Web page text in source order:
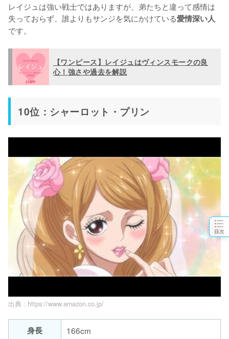
目次
レイジュは強い戦士ではありますが、弟たちと違って感情は
失っておらず、誰よりもサンジを気にかけている愛情深い人
です。
【ワンピース】レイジュはヴィンスモークの良
心！強さや過去を解説
10位：シャーロット・プリン
出典 : https://www.amazon.co.jp/
身長 166cm